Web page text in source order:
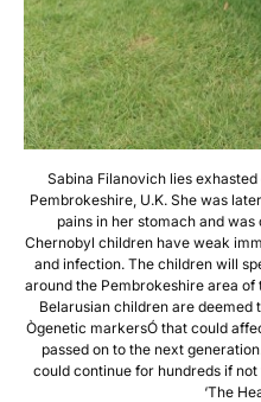
Sabina Filanovich lies
Pembrokeshire, U.K. She was
pains in her stomach and
Chernobyl children have weak
and infection. The children will
around the Pembrokeshire area of
Belarusian children are
Ògenetic markersÓ that could
passed on to the next
could continue for hundreds if
‘The